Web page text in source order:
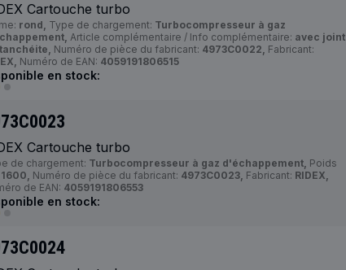
Cartouche turbo
rond, Type de chargement: Turbocompresseur à gaz
Article complémentaire / Info complémentaire: avec joint
Numéro de pièce du fabricant: 4973C0022, Fabricant:
Numéro de EAN: 4059191806515
en stock:
Cartouche turbo
de chargement: Turbocompresseur à gaz d'échappement, Poids
1600, Numéro de pièce du fabricant: 4973C0023, Fabricant: RIDEX,
de EAN: 4059191806553
en stock: